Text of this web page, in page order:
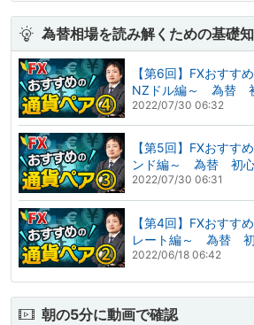
為替相場を読み解くための基礎
【第6回】FXおす
NZドル編～ 為替
2022/07/30 06:32
【第5回】FXおす
ンド編～ 為替 初
2022/07/30 06:31
【第4回】FXおすす
レート編～ 為替
2022/06/18 06:42
朝の5分に動画で確認